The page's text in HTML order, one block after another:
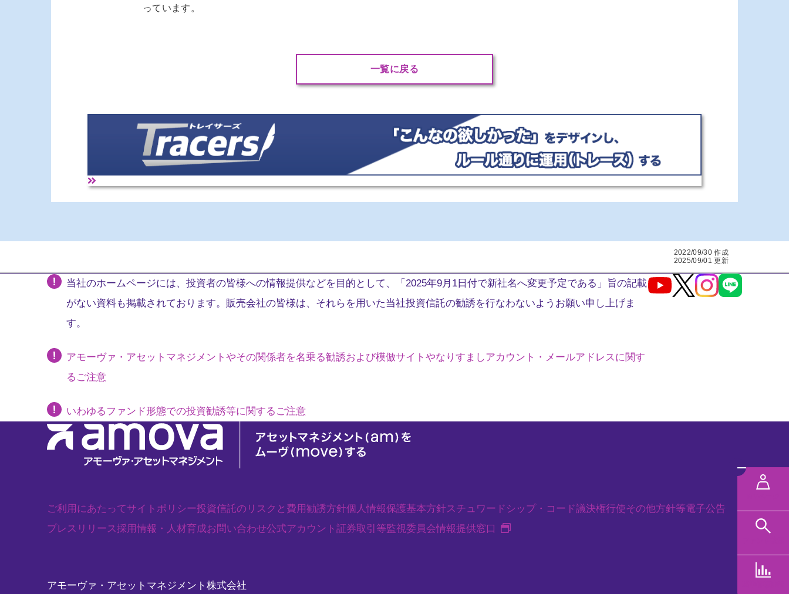
っています。
一覧に戻る
2022/09/30 作成
2025/09/01 更新
メ
を
当社のホームページには、投資者の皆様への情報提供などを目的として、「2025年9月1日付で新社名へ変更予定である」旨の記載
がない資料も掲載されております。販売会社の皆様は、それらを用いた当社投資信託の勧誘を行なわないようお願い申し上げま
す。
アモーヴァ・アセットマネジメントやその関係者を名乗る勧誘および模倣サイトやなりすましアカウント・メールアドレスに関す
るご注意
いわゆるファンド形態での投資勧誘等に関するご注意
Youtube
X Instagram
LINE
ご利用にあたってサイトポリシー投資信託のリスクと費用勧誘方針個人情報保護基本方針スチュワードシップ・コード議決権行使その他方針等電子公告
プレスリリース採用情報・人材育成お問い合わせ公式アカウント 証券取引等監視委員会情報提供窓口
アモーヴァ・アセットマネジメント株式会社